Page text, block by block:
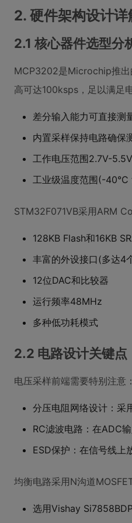
2. 硬件架构设计详
2.1 核心器件选型分
MCP3202是Microchip推出
高可达100ksps，足以满足
差分输入能力可直接测
内置采样保持电路确保
工作电压范围2.7V-
工业级温度范围(-
STM32F071VB采用ARM
128KB Flash和16KB
丰富的外设接口(多达4
12位DAC和比较器
运行频率48MHz
多种低功耗模式
2.2 电路设计关键点
电压采样前端需要特别注意：
分压电阻网络设计：采
RC滤波电路：在ADC
ESD保护：在信号线上
均衡电路采用N沟道
选用Vishay